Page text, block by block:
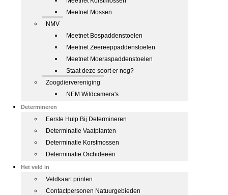
Meetnet Mossen
NMV
Meetnet Bospaddenstoelen
Meetnet Zeereeppaddenstoelen
Meetnet Moeraspaddenstoelen
Staat deze soort er nog?
Zoogdiervereniging
NEM Wildcamera's
Determineren
Eerste Hulp Bij Determineren
Determinatie Vaatplanten
Determinatie Korstmossen
Determinatie Orchideeën
Het veld in
Veldkaart printen
Contactpersonen Natuurgebieden